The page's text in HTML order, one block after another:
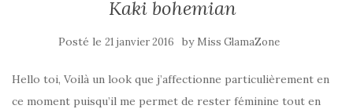
Kaki bohemian
Posté le 21 janvier 2016 by Miss GlamaZone
Hello toi, Voilà un look que j’affectionne particulièrement en
ce moment puisqu’il me permet de rester féminine tout en